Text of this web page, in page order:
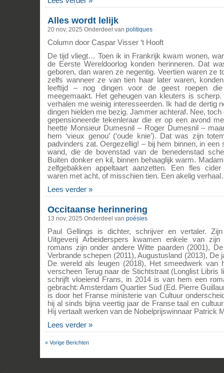
Alles wordt lelijk
20 nov, 2025 Onderdeel van politiques
Column door Caspar Visser ‘t Hooft
De tijd vliegt… Toen ik in Frankrijk kwam wonen,
de Eerste Wereldoorlog konden herinneren. Dat
geboren, dan waren ze negentig. Veertien waren ze
zelfs wanneer ze van tien haar later waren,
leeftijd – nog dingen voor de geest roepen
meegemaakt. Het geheugen van kleuters is
verhalen me weinig interesseerden. Ik had de dertig
dingen hielden me bezig. Jammer achteraf. Nee,
gepensioneerde tekenleraar die er op een avond
heette Monsieur Dumesnil – Roger Dumesnil –
hem ‘vieux genou’ (‘oude knie’). Dat was zijn
padvinders zat. Oergezellig! – bij hem binnen, in
wand, die de bovenstad van de benedenstad
Buiten donker en kil, binnen behaaglijk warm.
zelfgebakken appeltaart aanzetten. Een fles
waren met acht, of misschien tien. Een akelig
Lees verder »
Occitaanse herinnering
13 nov, 2025 Onderdeel van poésies
Paul Gellings is dichter, schrijver en vertaler.
Uitgeverij Arbeiderspers kwamen enkele van zijn
romans zijn onder andere Witte paarden (2001),
Verbrande schepen (2011), Augustusland (2013), De
De wereld als leugen (2018), Het smeedwerk van
verscheen Terug naar de Stichtstraat (Longlist Libris
schrijft vloeiend Frans, in 2014 is van hem een
gebracht: Amsterdam Quartier Sud (Ed. Pierre
is door het Franse ministerie van Cultuur
hij al sinds bijna veertig jaar de Franse taal en
Hij vertaalt werken van de Nobelprijswinnaar Patrick
Lees verder »
« Vorige Berichten